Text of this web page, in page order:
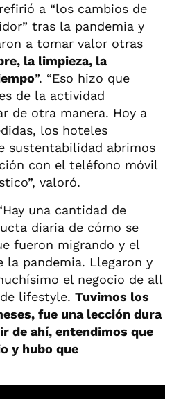
a “los cambios de
tras la pandemia y
a tomar valor otras
la limpieza, la
”. “Eso hizo que
de la actividad
de otra manera. Hoy a
los hoteles
sustentabilidad abrimos
con el teléfono móvil
valoró.
una cantidad de
diaria de cómo se
fueron migrando y el
pandemia. Llegaron y
el negocio de all
lifestyle. Tuvimos los
fue una lección dura
de ahí, entendimos que
y hubo que